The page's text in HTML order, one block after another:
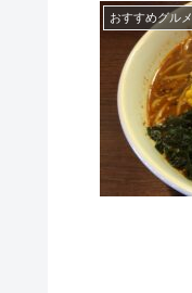
おすすめグルメ